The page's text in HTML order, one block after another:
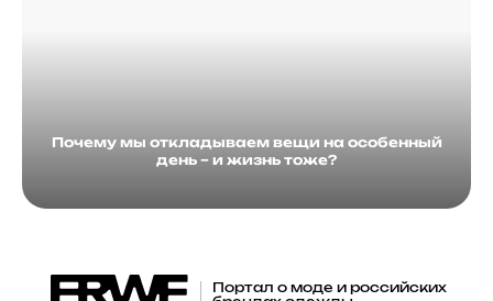
Почему мы откладываем вещи на особенный
день – и жизнь тоже?
Портал о моде и российских